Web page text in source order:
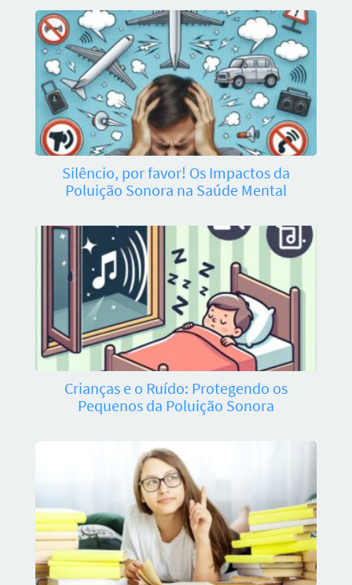
Silêncio, por favor! Os Impactos da
Poluição Sonora na Saúde Mental
Crianças e o Ruído: Protegendo os
Pequenos da Poluição Sonora